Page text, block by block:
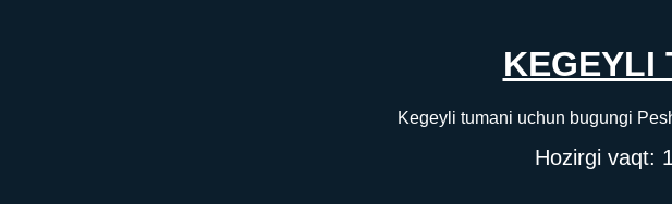
KEGEYLI
Kegeyli tumani uchun bugungi
Hozirgi vaqt: